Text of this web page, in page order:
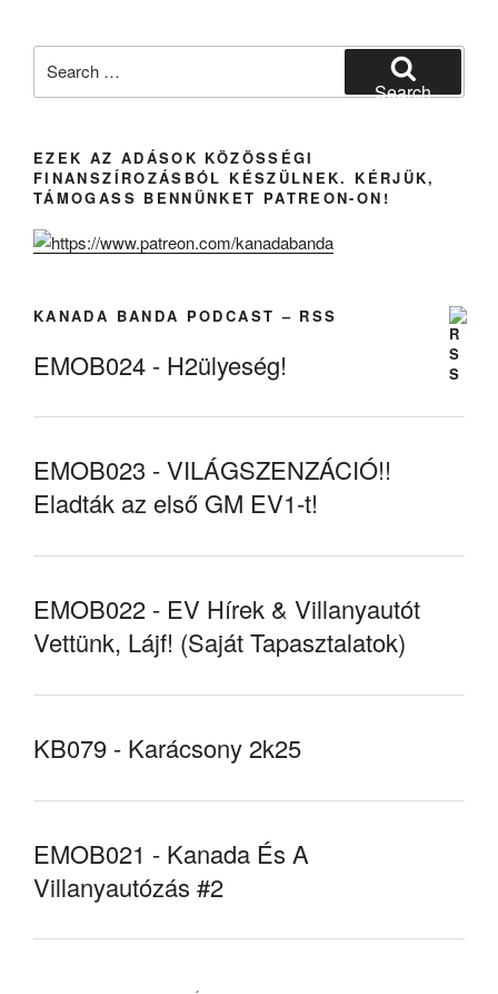
for:
Search
EZEK AZ ADÁSOK KÖZÖSSÉGI
FINANSZÍROZÁSBÓL KÉSZÜLNEK. KÉRJÜK,
TÁMOGASS BENNÜNKET PATREON-ON!
KANADA BANDA PODCAST – RSS
EMOB024 - H2ülyeség!
EMOB023 - VILÁGSZENZÁCIÓ!!
Eladták az első GM EV1-t!
EMOB022 - EV Hírek & Villanyautót
Vettünk, Lájf! (Saját Tapasztalatok)
KB079 - Karácsony 2k25
EMOB021 - Kanada És A
Villanyautózás #2